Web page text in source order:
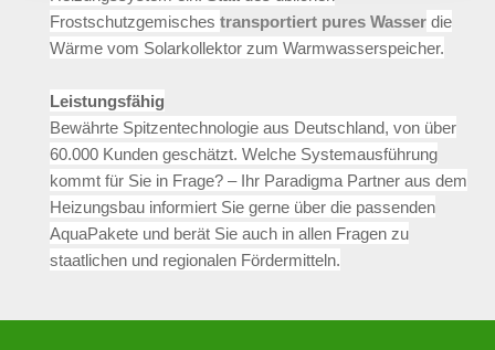
Frostschutzgemisches transportiert pures Wasser die
Wärme vom Solarkollektor zum Warmwasserspeicher.
Leistungsfähig
Bewährte Spitzentechnologie aus Deutschland, von über
60.000 Kunden geschätzt. Welche Systemausführung
kommt für Sie in Frage? – Ihr Paradigma Partner aus dem
Heizungsbau informiert Sie gerne über die passenden
AquaPakete und berät Sie auch in allen Fragen zu
staatlichen und regionalen Fördermitteln.